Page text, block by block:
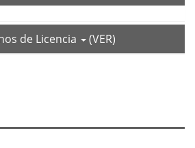
de Licencia
(VER)